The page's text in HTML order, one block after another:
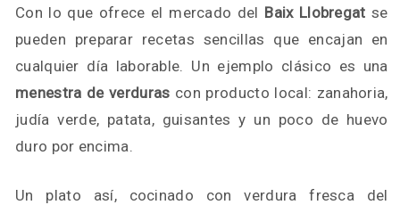
Con lo que ofrece el mercado del Baix Llobregat se
pueden preparar recetas sencillas que encajan en
cualquier día laborable. Un ejemplo clásico es una
menestra de verduras con producto local: zanahoria,
judía verde, patata, guisantes y un poco de huevo
duro por encima.
Un plato así, cocinado con verdura fresca del